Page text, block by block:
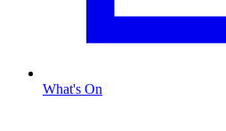
What's On